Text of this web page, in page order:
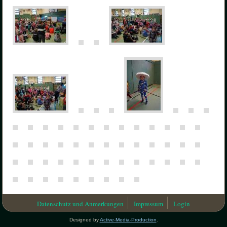
Datenschutz und Anmerkungen Impressum Login
Designed byActive-Media-Production.